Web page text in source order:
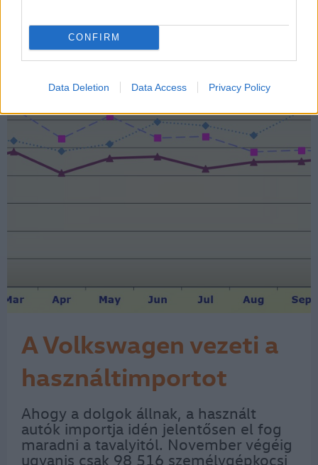
CONFIRM
Data Deletion Data Access Privacy Policy
hogy a használtimport viszont
mindössze 105 662 darabot ért el,
pedig 2022-ben még meghaladta a
126,…
A Volkswagen vezeti a
használtimportot
Ahogy a dolgok állnak, a használt
autók importja idén jelentősen el fog
maradni a tavalyitól. November végéig
ugyanis csak 98 516 személygépkocsi